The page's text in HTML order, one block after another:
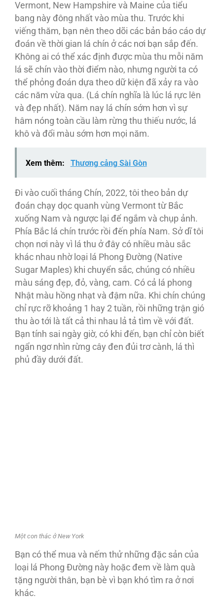
Vermont, New Hampshire và Maine của tiểu
bang này đông nhất vào mùa thu. Trước khi
viếng thăm, bạn nên theo dõi các bản báo cáo dự
đoán về thời gian lá chín ở các nơi bạn sắp đến.
Không ai có thể xác định được mùa thu mỗi năm
lá sẽ chín vào thời điểm nào, nhưng người ta có
thể phỏng đoán dựa theo dữ kiện đã xảy ra vào
các năm vừa qua. (Lá chín nghĩa là lúc lá rực lên
và đẹp nhất). Năm nay lá chín sớm hơn vì sự
hâm nóng toàn cầu làm rừng thu thiếu nước, lá
khô và đổi màu sớm hơn mọi năm.
Xem thêm: Thương cảng Sài Gòn
Ði vào cuối tháng Chín, 2022, tôi theo bản dự
đoán chạy dọc quanh vùng Vermont từ Bắc
xuống Nam và ngược lại để ngắm và chụp ảnh.
Phía Bắc lá chín trước rồi đến phía Nam. Sở dĩ tôi
chọn nơi này vì lá thu ở đây có nhiều màu sắc
khác nhau nhờ loại lá Phong Ðường (Native
Sugar Maples) khi chuyển sắc, chúng có nhiều
màu sáng đẹp, đỏ, vàng, cam. Có cả lá phong
Nhật màu hồng nhạt và đậm nữa. Khi chín chúng
chỉ rực rỡ khoảng 1 hay 2 tuần, rồi những trận gió
thu ào tới là tất cả thi nhau lả tả tìm về với đất.
Bạn tính sai ngày giờ, có khi đến, bạn chỉ còn biết
ngẩn ngơ nhìn rừng cây đen đủi trơ cành, lá thì
phủ đầy dưới đất.
Một con thác ở New York
Bạn có thể mua và nếm thử những đặc sản của
loại lá Phong Ðường này hoặc đem về làm quà
tặng người thân, bạn bè vì bạn khó tìm ra ở nơi
khác.